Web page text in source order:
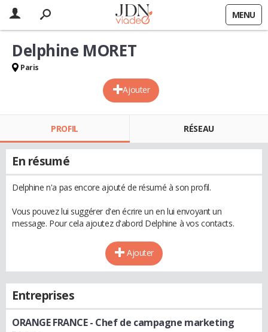
MENU
Ajouter
Delphine MORET
Paris
PROFIL RÉSEAU
En résumé
Delphine n'a pas encore ajouté de résumé à son profil.
Vous pouvez lui suggérer d'en écrire un en lui envoyant un
message. Pour cela ajoutez d'abord Delphine à vos contacts.
Ajouter
Entreprises
ORANGE FRANCE- Chef de campagne marketing